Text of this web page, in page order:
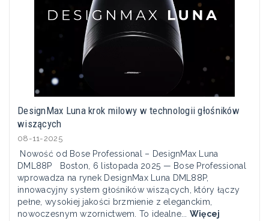
DesignMax Luna krok milowy w technologii głośników
wiszących
08-11-2025
Nowość od Bose Professional – DesignMax Luna
DML88P Boston, 6 listopada 2025 — Bose Professional
wprowadza na rynek DesignMax Luna DML88P,
innowacyjny system głośników wiszących, który łączy
pełne, wysokiej jakości brzmienie z eleganckim,
nowoczesnym wzornictwem. To idealne... Więcej